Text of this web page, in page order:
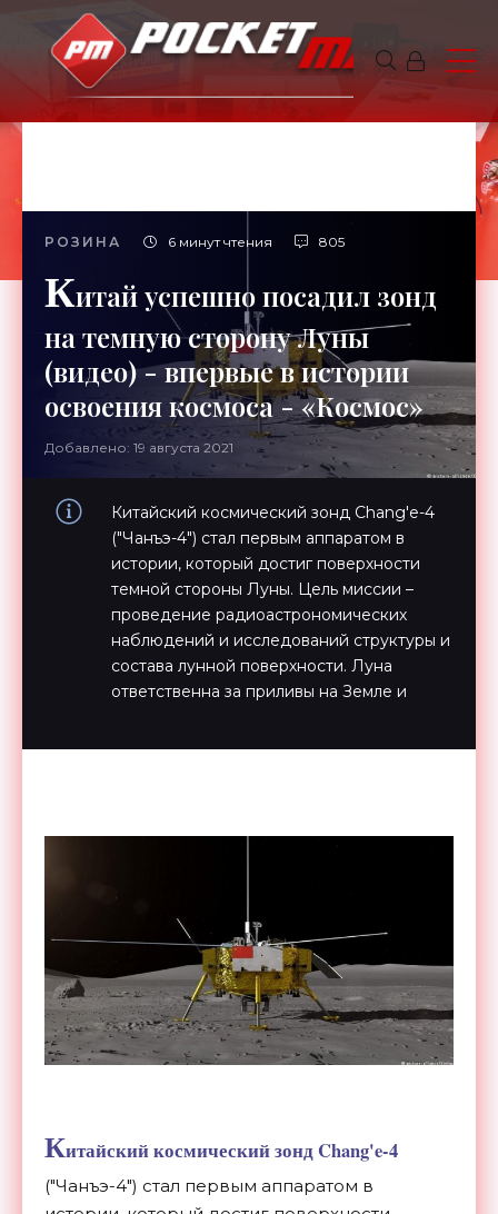
РОЗИНА 6 минут чтения 805
Китай успешно посадил зонд
на темную сторону Луны
(видео) - впервые в истории
освоения космоса - «Космос»
Добавлено: 19 августа 2021
Китайский космический зонд Chang'e-4
("Чанъэ-4") стал первым аппаратом в
истории, который достиг поверхности
темной стороны Луны. Цель миссии –
проведение радиоастрономических
наблюдений и исследований структуры и
состава лунной поверхности. Луна
ответственна за приливы на Земле и
Китайский космический зонд Chang'e-4
("Чанъэ-4") стал первым аппаратом в